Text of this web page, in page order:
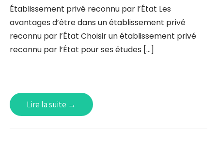
Établissement privé reconnu par l’État Les
avantages d’être dans un établissement privé
reconnu par l’État Choisir un établissement privé
reconnu par l’État pour ses études […]
Lire la suite →